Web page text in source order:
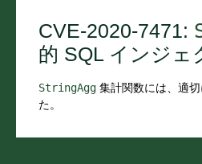
CVE-2020-7471:
的 SQL インジェ
StringAgg 集計関数には、適
た。